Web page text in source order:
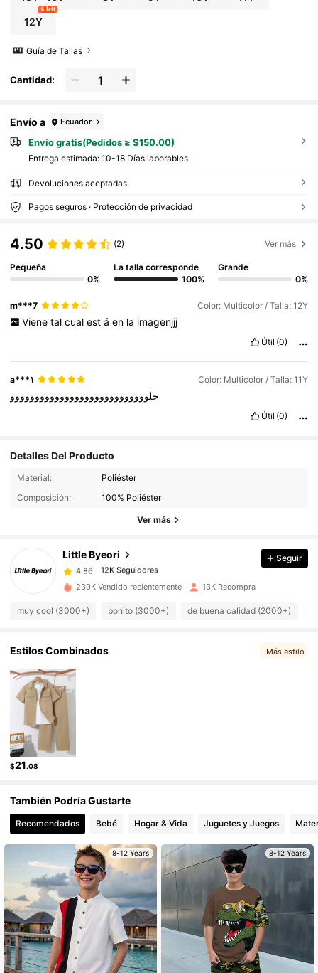
ormales, deportes
12Y
6 left
Guía de Tallas
Cantidad:
Envío a Ecuador
Envío gratis(Pedidos ≥ $150.00)
Entrega estimada: 10-18 Días laborables
Devoluciones aceptadas
Pagos seguros · Protección de privacidad
4.50 (2) Ver más
Pequeña
0%
La talla corresponde
100%
Grande
0%
m***7 Color: Multicolor / Talla: 12Y
Viene tal cual est á en la imagenjjj
Útil (0)
a***١ Color: Multicolor / Talla: 11Y
حلوووووووووووووووووووووووووووو
Útil (0)
Detalles Del Producto
Material:
Poliéster
Composición:
100% Poliéster
Ver más
Little Byeori
12K Seguidores
12K Seguidores
12K Seguidores
4.86
12K Seguidores
5***8
seguidoHace 8 horas
4.86
12K Seguidores
4.86 12K Seguidores
4.86 12K Seguidores
Seguir
230K Vendido recientemente 13K Recompra
muy cool (3000+) bonito (3000+) de buena calidad (2000+)
Estilos Combinados Más estilo
$21.08
También Podría Gustarte
Recomendados Bebé Hogar & Vida Juguetes y Juegos
8-12 Years 8-12 Years